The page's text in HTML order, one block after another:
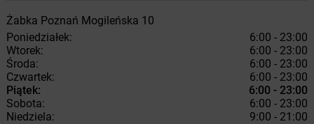
Żabka Poznań Mogileńska 10
Poniedziałek:
6:00 - 23:00
Wtorek:
6:00 - 23:00
Środa:
6:00 - 23:00
Czwartek:
6:00 - 23:00
Piątek:
6:00 - 23:00
Sobota:
6:00 - 23:00
Niedziela:
9:00 - 21:00